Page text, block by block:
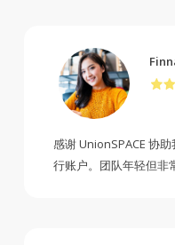
感谢 UnionSPACE 协
行账户。团队年轻但非